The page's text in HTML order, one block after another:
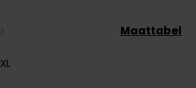
XL
Maattabel